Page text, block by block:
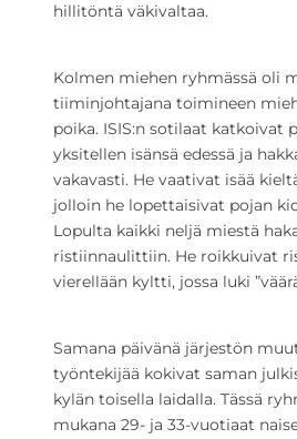
hillitöntä väkivaltaa.
Kolmen miehen ryhmässä oli
tiiminjohtajana toimineen
poika. ISIS:n sotilaat katkoivat
yksitellen isänsä edessä ja
vakavasti. He vaativat isää
jolloin he lopettaisivat pojan
Lopulta kaikki neljä miestä
ristiinnaulittiin. He roikkuivat
vierellään kyltti, jossa luki
Samana päivänä järjestön
työntekijää kokivat saman
kylän toisella laidalla. Tässä
mukana 29- ja 33-vuotiaat